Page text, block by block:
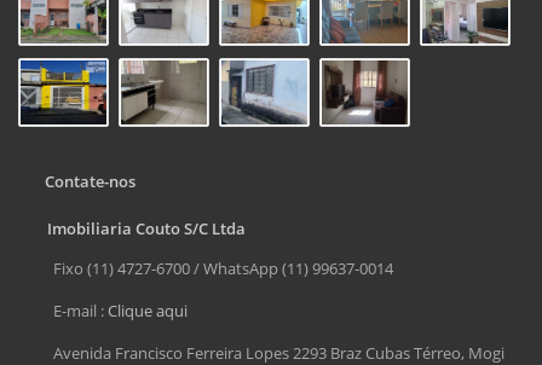
Contate-nos
Imobiliaria Couto S/C Ltda
Fixo (11) 4727-6700 / WhatsApp (11) 99637-0014
E-mail :Clique aqui
Avenida Francisco Ferreira Lopes 2293 Braz Cubas Térreo, Mogi